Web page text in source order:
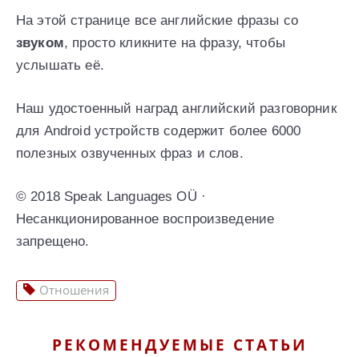
На этой странице все английские фразы со
звуком, просто кликните на фразу, чтобы
услышать её.
Наш удостоенный наград английский разговорник
для Android устройств содержит более 6000
полезных озвученных фраз и слов.
© 2018 Speak Languages OÜ ·
Несанкционированное воспроизведение
запрещено.
Отношения
РЕКОМЕНДУЕМЫЕ СТАТЬИ